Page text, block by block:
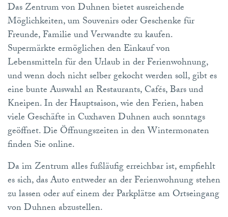
Das Zentrum von Duhnen bietet ausreichende
Möglichkeiten, um Souvenirs oder Geschenke für
Freunde, Familie und Verwandte zu kaufen.
Supermärkte ermöglichen den Einkauf von
Lebensmitteln für den Urlaub in der Ferienwohnung,
und wenn doch nicht selber gekocht werden soll, gibt es
eine bunte Auswahl an Restaurants, Cafés, Bars und
Kneipen. In der Hauptsaison, wie den Ferien, haben
viele Geschäfte in Cuxhaven Duhnen auch sonntags
geöffnet. Die Öffnungszeiten in den Wintermonaten
finden Sie online.
Da im Zentrum alles fußläufig erreichbar ist, empfiehlt
es sich, das Auto entweder an der Ferienwohnung stehen
zu lassen oder auf einem der Parkplätze am Ortseingang
von Duhnen abzustellen.